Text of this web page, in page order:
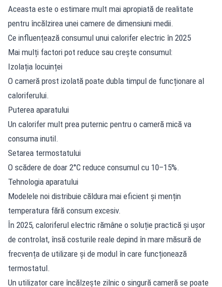
Aceasta este o estimare mult mai apropiată de realitate
pentru încălzirea unei camere de dimensiuni medii.
Ce influențează consumul unui calorifer electric în 2025
Mai mulți factori pot reduce sau crește consumul:
Izolația locuinței
O cameră prost izolată poate dubla timpul de funcționare al
caloriferului.
Puterea aparatului
Un calorifer mult prea puternic pentru o cameră mică va
consuma inutil.
Setarea termostatului
O scădere de doar 2°C reduce consumul cu 10–15%.
Tehnologia aparatului
Modelele noi distribuie căldura mai eficient și mențin
temperatura fără consum excesiv.
În 2025, caloriferul electric rămâne o soluție practică și ușor
de controlat, însă costurile reale depind în mare măsură de
frecvența de utilizare și de modul în care funcționează
termostatul.
Un utilizator care încălzește zilnic o singură cameră se poate